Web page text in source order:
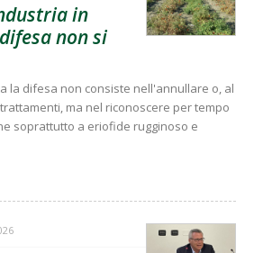
in
non si
la difesa non consiste nell'annullare o, al
ma nel riconoscere per tempo
soprattutto a eriofide rugginoso e